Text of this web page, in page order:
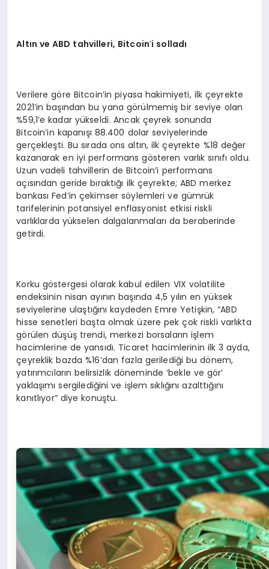
Altın ve ABD tahvilleri, Bitcoin’i solladı
Verilere göre Bitcoin’in piyasa hakimiyeti, ilk çeyrekte
2021’in başından bu yana görülmemiş bir seviye olan
%59,1’e kadar yükseldi. Ancak çeyrek sonunda
Bitcoin’in kapanışı 88.400 dolar seviyelerinde
gerçekleşti. Bu sırada ons altın, ilk çeyrekte %18 değer
kazanarak en iyi performans gösteren varlık sınıfı oldu.
Uzun vadeli tahvillerin de Bitcoin’i performans
açısından geride bıraktığı ilk çeyrekte; ABD merkez
bankası Fed’in çekimser söylemleri ve gümrük
tarifelerinin potansiyel enflasyonist etkisi riskli
varlıklarda yükselen dalgalanmaları da beraberinde
getirdi.
Korku göstergesi olarak kabul edilen VIX volatilite
endeksinin nisan ayının başında 4,5 yılın en yüksek
seviyelerine ulaştığını kaydeden Emre Yetişkin, “ABD
hisse senetleri başta olmak üzere pek çok riskli varlıkta
görülen düşüş trendi, merkezi borsaların işlem
hacimlerine de yansıdı. Ticaret hacimlerinin ilk 3 ayda,
çeyreklik bazda %16’dan fazla gerilediği bu dönem,
yatırımcıların belirsizlik döneminde ‘bekle ve gör’
yaklaşımı sergilediğini ve işlem sıklığını azalttığını
kanıtlıyor” diye konuştu.